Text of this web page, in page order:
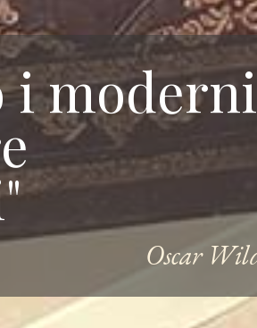
i moderni
Oscar